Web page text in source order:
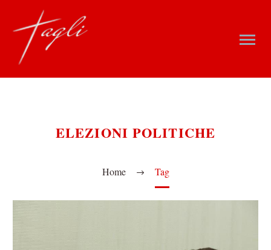
ELEZIONI POLITICHE
Home Tag